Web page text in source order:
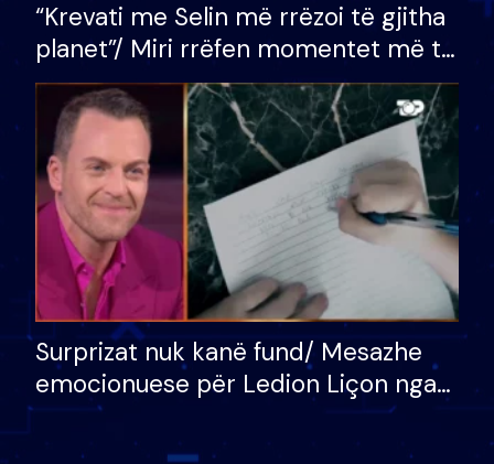
“Krevati me Selin më rrëzoi të gjitha
planet”/ Miri rrëfen momentet më të
bukura në shtëpinë e BB VIP: Do më
mungojë zilja e mëngjesit kur…
Surprizat nuk kanë fund/ Mesazhe
emocionuese për Ledion Liçon nga
nëna dhe fëmijët e tij, moderatori
nuk i mban dot lotët: Nuk meritoj…